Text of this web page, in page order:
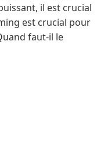
il est crucial
est crucial pour
faut-il le